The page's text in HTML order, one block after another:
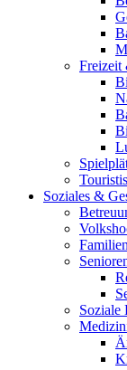
Freizeit
Soziales &
Familien
Soziale